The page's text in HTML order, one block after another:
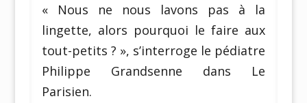
« Nous ne nous lavons pas à la
lingette, alors pourquoi le faire aux
tout-petits ? », s’interroge le pédiatre
Philippe Grandsenne dans Le
Parisien.